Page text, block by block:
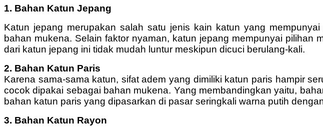
1. Bahan Katun Jepang
Katun jepang merupakan salah satu jenis kain katun yang
bahan mukena. Selain faktor nyaman, katun jepang mempunyai
dari katun jepang ini tidak mudah luntur meskipun dicuci berulang-kali.
2. Bahan Katun Paris
Karena sama-sama katun, sifat adem yang dimiliki katun paris hampir
cocok dipakai sebagai bahan mukena. Yang membandingkan yaitu,
bahan katun paris yang dipasarkan di pasar seringkali warna putih
3. Bahan Katun Rayon